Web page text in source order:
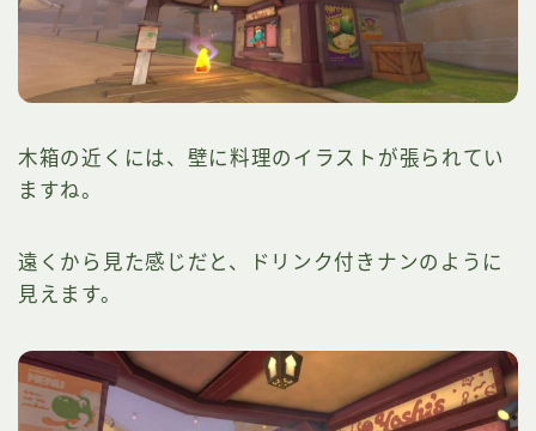
木箱の近くには、壁に料理のイラストが張られてい
ますね。
遠くから見た感じだと、ドリンク付きナンのように
見えます。